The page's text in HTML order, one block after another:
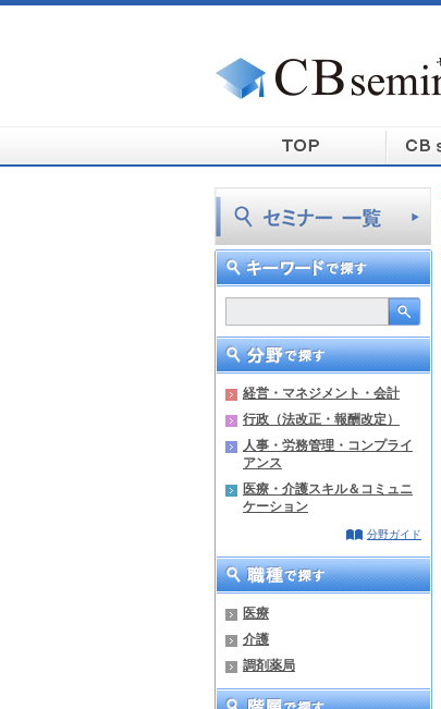
経営・マネジメント・会計
行政（法改正・報酬改定）
人事・労務管理・コンプライ
アンス
医療・介護スキル＆コミュニ
ケーション
分野ガイド
医療
介護
調剤薬局